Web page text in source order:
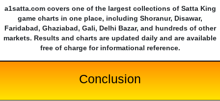
a1satta.com covers one of the largest collections of Satta King
game charts in one place, including Shoranur, Disawar,
Faridabad, Ghaziabad, Gali, Delhi Bazar, and hundreds of other
markets. Results and charts are updated daily and are available
free of charge for informational reference.
Conclusion